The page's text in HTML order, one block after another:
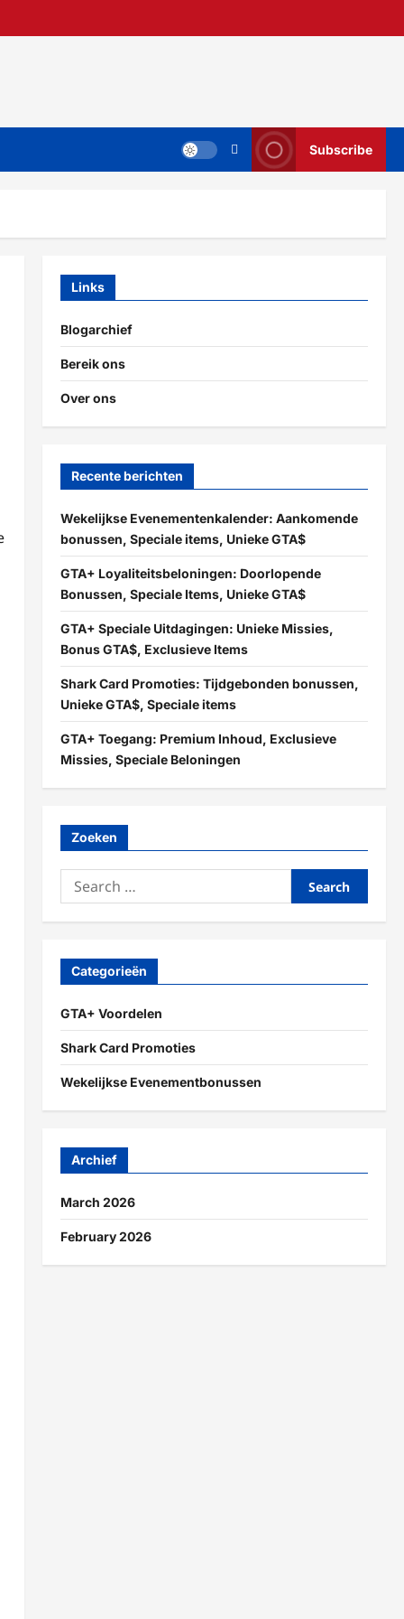
Subscribe
Links
Blogarchief
Bereik ons
Over ons
Recente berichten
Wekelijkse Evenementenkalender: Aankomende
bonussen, Speciale items, Unieke GTA$
GTA+ Loyaliteitsbeloningen: Doorlopende
Bonussen, Speciale Items, Unieke GTA$
GTA+ Speciale Uitdagingen: Unieke Missies,
Bonus GTA$, Exclusieve Items
Shark Card Promoties: Tijdgebonden bonussen,
Unieke GTA$, Speciale items
GTA+ Toegang: Premium Inhoud, Exclusieve
Missies, Speciale Beloningen
Zoeken
Search
for:
Categorieën
GTA+ Voordelen
Shark Card Promoties
Wekelijkse Evenementbonussen
Archief
March 2026
February 2026